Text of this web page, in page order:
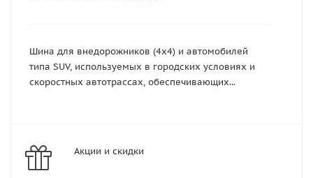
Шина для внедорожников (4x4) и автомобилей
типа SUV, используемых в городских условиях и
скоростных автотрассах, обеспечивающих...
Акции и скидки